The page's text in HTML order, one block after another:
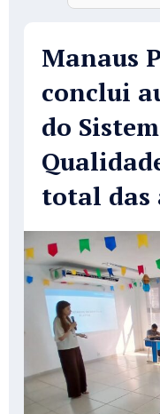
Manaus
conclui
do
total das